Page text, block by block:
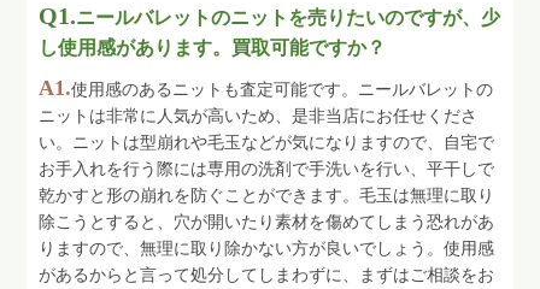
Q1.ニールバレットのニットを売りたいのですが、少
し使用感があります。買取可能ですか？
A1.使用感のあるニットも査定可能です。ニールバレットの
ニットは非常に人気が高いため、是非当店にお任せくださ
い。ニットは型崩れや毛玉などが気になりますので、自宅で
お手入れを行う際には専用の洗剤で手洗いを行い、平干しで
乾かすと形の崩れを防ぐことができます。毛玉は無理に取り
除こうとすると、穴が開いたり素材を傷めてしまう恐れがあ
りますので、無理に取り除かない方が良いでしょう。使用感
があるからと言って処分してしまわずに、まずはご相談をお